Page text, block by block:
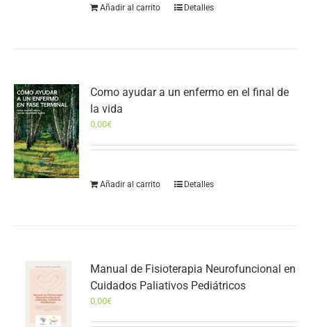
Añadir al carrito Detalles
Como ayudar a un enfermo en el final de
la vida
0,00€
Añadir al carrito Detalles
Manual de Fisioterapia Neurofuncional en
Cuidados Paliativos Pediátricos
0,00€